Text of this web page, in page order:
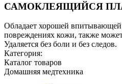
САМОКЛЕЯЩИЙСЯ
Обладает хорошей впитывающей
повреждениях кожи, также
Удаляется без боли и без следов.
Категория:
Каталог товаров
Домашняя медтехника